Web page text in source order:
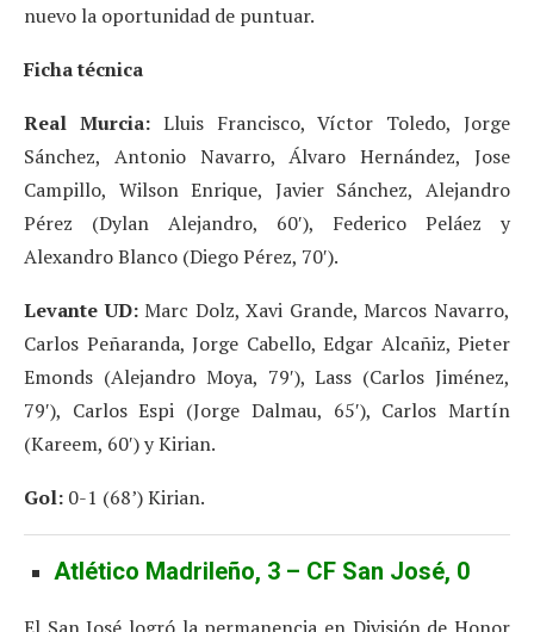
nuevo la oportunidad de puntuar.
Ficha técnica
Real Murcia:Lluis Francisco, Víctor Toledo, Jorge
Sánchez, Antonio Navarro, Álvaro Hernández, Jose
Campillo, Wilson Enrique, Javier Sánchez, Alejandro
Pérez (Dylan Alejandro, 60′), Federico Peláez y
Alexandro Blanco (Diego Pérez, 70′).
Levante UD:Marc Dolz, Xavi Grande, Marcos Navarro,
Carlos Peñaranda, Jorge Cabello, Edgar Alcañiz, Pieter
Emonds (Alejandro Moya, 79′), Lass (Carlos Jiménez,
79′), Carlos Espi (Jorge Dalmau, 65′), Carlos Martín
(Kareem, 60′) y Kirian.
Gol: 0-1 (68’) Kirian.
Atlético Madrileño, 3 – CF San José, 0